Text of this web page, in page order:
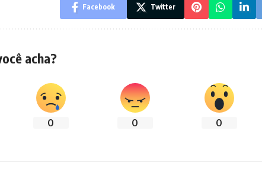
Facebook Twitter
acha?
0 0 0